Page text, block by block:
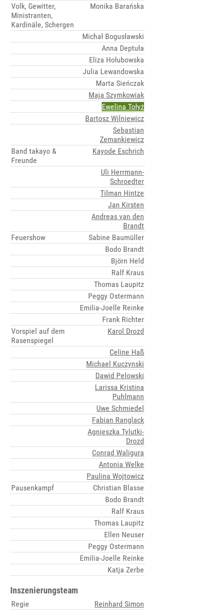
Volk, Gewitter,
Ministranten,
Kardinäle, Schergen
Monika Barańska
Michał Bogusławski
Anna Deptuła
Eliza Hołubowska
Julia Lewandowska
Marta Sieńczak
Maja Szymkowiak
Ewelina Tołyż
Bartosz Wilniewicz
Sebastian
Zemankiewicz
Band takayo &
Freunde
Kayode Eschrich
Uli Herrmann-
Schroedter
Tilman Hintze
Jan Kirsten
Andreas van den
Brandt
Feuershow
Sabine Baumüller
Bodo Brandt
Björn Held
Ralf Kraus
Thomas Laupitz
Peggy Ostermann
Emilia-Joelle Reinke
Frank Richter
Vorspiel auf dem
Rasenspiegel
Karol Drozd
Celine Haß
Michael Kuczynski
Dawid Pelowski
Larissa Kristina
Puhlmann
Uwe Schmiedel
Fabian Ranglack
Agnieszka Tylutki-
Drozd
Conrad Waligura
Antonia Welke
Paulina Wojtowicz
Pausenkampf
Christian Blasse
Bodo Brandt
Ralf Kraus
Thomas Laupitz
Ellen Neuser
Peggy Ostermann
Emilia-Joelle Reinke
Katja Zerbe
Inszenierungsteam
Regie
Reinhard Simon